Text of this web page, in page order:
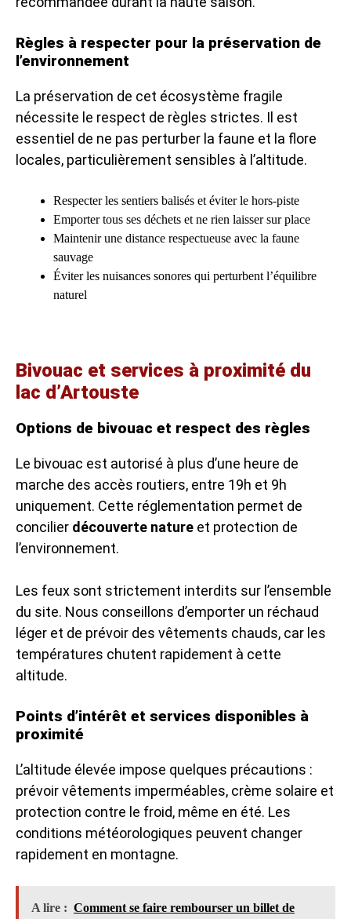
Règles à respecter pour la préservation de
l’environnement
La préservation de cet écosystème fragile
nécessite le respect de règles strictes. Il est
essentiel de ne pas perturber la faune et la flore
locales, particulièrement sensibles à l’altitude.
Respecter les sentiers balisés et éviter le hors-piste
Emporter tous ses déchets et ne rien laisser sur place
Maintenir une distance respectueuse avec la faune
sauvage
Éviter les nuisances sonores qui perturbent l’équilibre
naturel
Bivouac et services à proximité du
lac d’Artouste
Options de bivouac et respect des règles
Le bivouac est autorisé à plus d’une heure de
marche des accès routiers, entre 19h et 9h
uniquement. Cette réglementation permet de
concilier découverte nature et protection de
l’environnement.
Les feux sont strictement interdits sur l’ensemble
du site. Nous conseillons d’emporter un réchaud
léger et de prévoir des vêtements chauds, car les
températures chutent rapidement à cette
altitude.
Points d’intérêt et services disponibles à
proximité
L’altitude élevée impose quelques précautions :
prévoir vêtements imperméables, crème solaire et
protection contre le froid, même en été. Les
conditions météorologiques peuvent changer
rapidement en montagne.
A lire : Comment se faire rembourser un billet de